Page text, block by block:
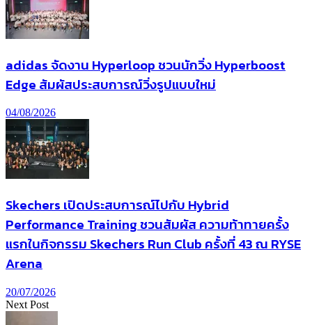
adidas จัดงาน Hyperloop ชวนนักวิ่ง Hyperboost
Edge สัมผัสประสบการณ์วิ่งรูปแบบใหม่
04/08/2026
Skechers เปิดประสบการณ์ไปกับ Hybrid
Performance Training ชวนสัมผัส ความท้าทายครั้ง
แรกในกิจกรรม Skechers Run Club ครั้งที่ 43 ณ RYSE
Arena
20/07/2026
Next Post